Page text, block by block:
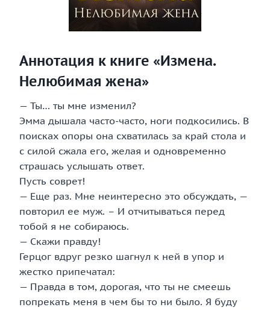
Аннотация к книге «Измена.
Нелюбимая жена»
— Ты… ты мне изменил?
Эмма дышала часто-часто, ноги подкосились. В
поисках опоры она схватилась за край стола и
с силой сжала его, желая и одновременно
страшась услышать ответ.
Пусть соврет!
— Еще раз. Мне неинтересно это обсуждать, —
повторил ее муж. – И отчитываться перед
тобой я не собираюсь.
— Скажи правду!
Герцог вдруг резко шагнул к ней в упор и
жестко припечатал:
— Правда в том, дорогая, что ты не смеешь
попрекать меня в чем бы то ни было. Я буду